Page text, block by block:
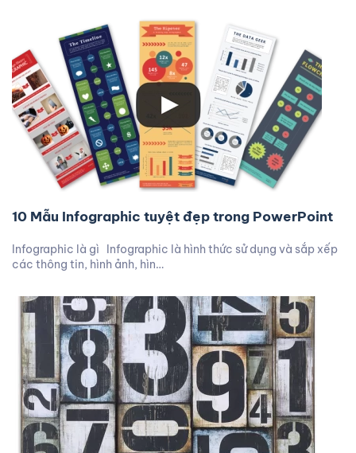
10 Mẫu Infographic tuyệt đẹp trong PowerPoint
Infographic là gì Infographic là hình thức sử dụng và sắp xếp
các thông tin, hình ảnh, hìn…